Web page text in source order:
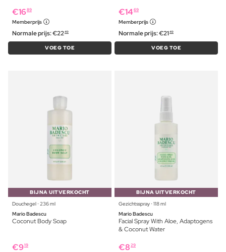
€16 89
Memberprijs
Normale prijs:€2249
VOEG TOE
€14 69
Memberprijs
Normale prijs:€2149
VOEG TOE
BIJNA UITVERKOCHT
Douchegel ⋅ 236 ml
Mario Badescu
Coconut Body Soap
€919
BIJNA UITVERKOCHT
Gezichtsspray ⋅ 118 ml
Mario Badescu
Facial Spray With Aloe, Adaptogens
& Coconut Water
€8 29